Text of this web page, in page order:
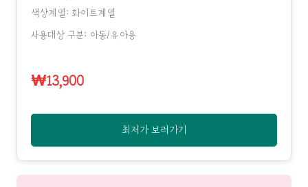
색상계열: 화이트계열
사용대상 구분: 아동/유아용
₩13,900
최저가 보러가기